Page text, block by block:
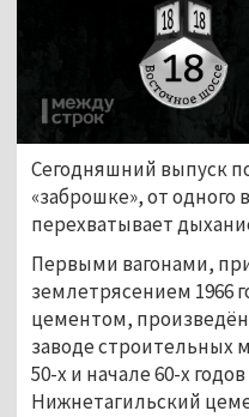
Сегодняшний выпуск
«заброшке», от одного
перехватывает
Первыми вагонами,
землетрясением 1966
цементом,
заводе строительных
50-х и начале 60-х
Нижнетагильский